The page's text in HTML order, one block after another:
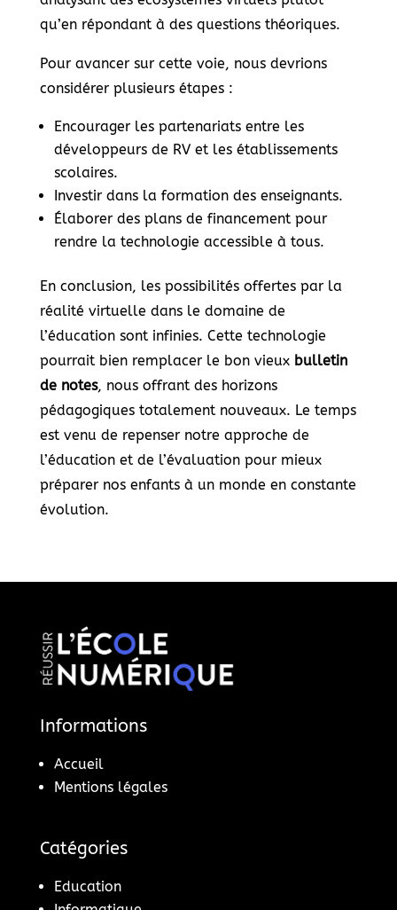
qu’en répondant à des questions théoriques.
Pour avancer sur cette voie, nous devrions
considérer plusieurs étapes :
Encourager les partenariats entre les
développeurs de RV et les établissements
scolaires.
Investir dans la formation des enseignants.
Élaborer des plans de financement pour
rendre la technologie accessible à tous.
En conclusion, les possibilités offertes par la
réalité virtuelle dans le domaine de
l’éducation sont infinies. Cette technologie
pourrait bien remplacer le bon vieux bulletin
de notes, nous offrant des horizons
pédagogiques totalement nouveaux. Le temps
est venu de repenser notre approche de
l’éducation et de l’évaluation pour mieux
préparer nos enfants à un monde en constante
évolution.
Informations
Accueil
Mentions légales
Catégories
Education